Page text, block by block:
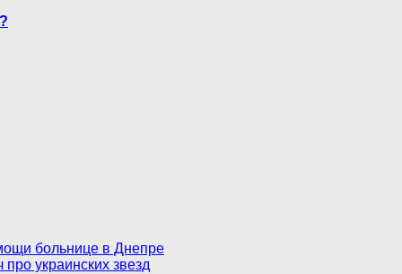
больнице в Днепре
украинских звезд